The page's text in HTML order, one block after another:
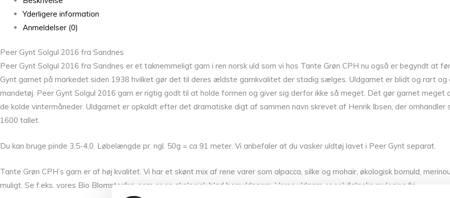
Yderligere information
Anmeldelser (0)
Peer Gynt Solgul 2016 fra Sandnes
Peer Gynt Solgul 2016 fra Sandnes er et taknemmeligt garn i ren norsk uld som vi hos Tante Grøn CPH nu også er begyndt at
Gynt garnet på markedet siden 1938 hvilket gør det til deres ældste garnkvalitet der stadig sælges. Uldgarnet er blidt og rart
mandetøj. Peer Gynt Solgul 2016 garn er rigtig godt til at holde formen og giver sig derfor ikke så meget. Det gør garnet
de kolde vintermåneder. Uldgarnet er opkaldt efter det dramatiske digt af sammen navn skrevet af Henrik Ibsen, der
1600 tallet.
Du kan bruge pinde 3,5-4,0. Løbelængde pr. ngl. 50g = ca 91 meter. Vi anbefaler at du vasker uldtøj lavet i Peer Gynt separat.
Tante Grøn CPH’s garn er af høj kvalitet. Vi har et skønt mix af rene varer som alpacca, silke og mohair, økologisk bomuld,
muligt. Se f.eks. vores Bio Blomsterfrø, som er en økologisk blød bomuldsgarn. Vores uldgarn er selvfølgelig mulesing fri.